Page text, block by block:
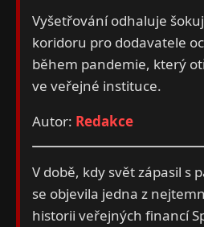
Vyšetřování odhaluje
koridoru pro dodavatele
během pandemie, který
ve veřejné instituce.
Autor: Redakce
V době, kdy svět zápasil s
se objevila jedna z
historii veřejných financí